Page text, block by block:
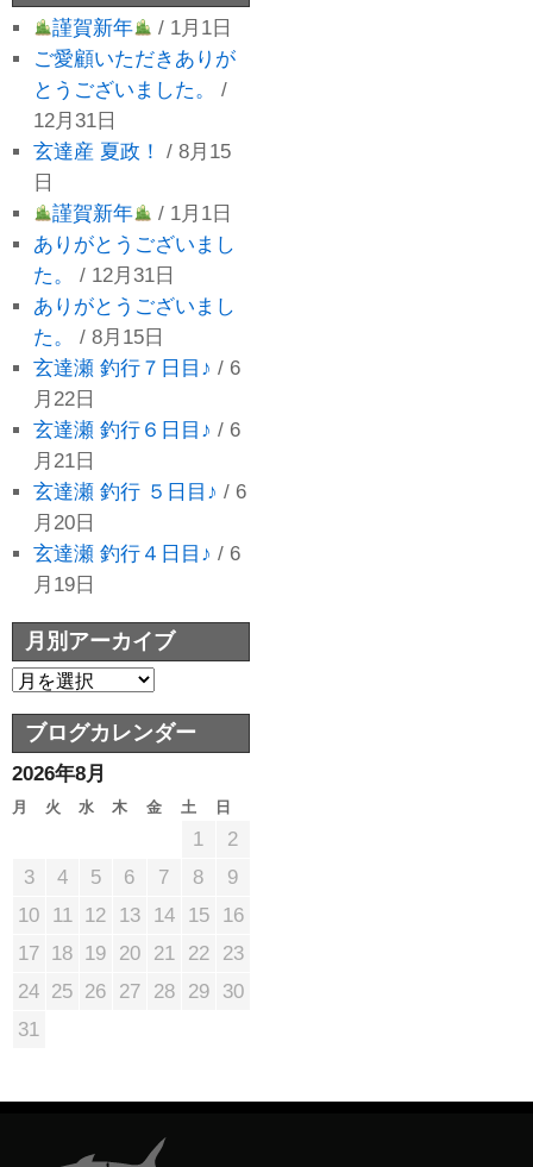
謹賀新年
/ 1月1日
ご愛顧いただきありが
とうございました。
/
12月31日
玄達産 夏政！
/ 8月15
日
謹賀新年
/ 1月1日
ありがとうございまし
た。
/ 12月31日
ありがとうございまし
た。
/ 8月15日
玄達瀬 釣行７日目♪ / 6
月22日
玄達瀬 釣行６日目♪ / 6
月21日
玄達瀬 釣行 ５日目♪ / 6
月20日
玄達瀬 釣行４日目♪ / 6
月19日
月別アーカイブ
ブログカレンダー
2026年8月
月 火 水 木 金 土 日
1
2
3
4 5 6 7 8
9
10
11 12 13 14 15
16
17 18 19 20 21 22
23
24 25 26 27 28 29
30
31